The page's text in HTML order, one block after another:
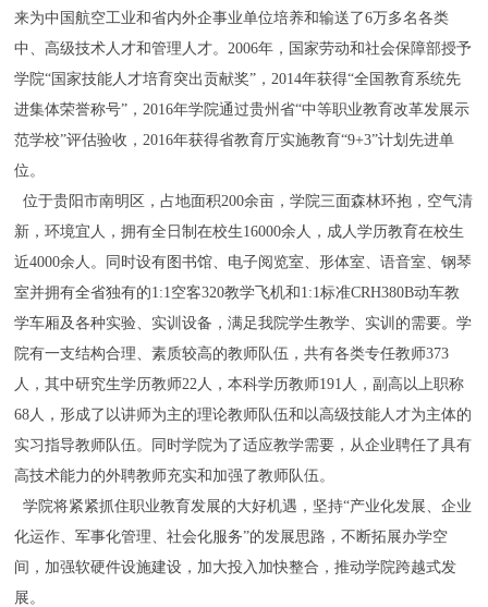
来为中国航空工业和省内外企事业单位培养和输送了6万多名各类
中、高级技术人才和管理人才。 2006年，国家劳动和社会保障部授予
学院“国家技能人才培育突出贡献奖”， 2014年获得“全国教育系统先
进集体荣誉称号”， 2016年学院通过贵州省“中等职业教育改革发展示
范学校”评估验收， 2016年获得省教育厅实施教育“9+3”计划先进单
位。
位于贵阳市南明区，占地面积200余亩，学院三面森林环抱，空气清
新，环境宜人，拥有全日制在校生16000余人，成人学历教育在校生
近4000余人。同时设有图书馆、电子阅览室、形体室、语音室、钢琴
室并拥有全省独有的1:1 空客320教学飞机和1:1标准CRH380B动车教
学车厢及各种实验、实训设备，满足我院学生教学、实训的需要。学
院有一支结构合理、素质较高的教师队伍，共有各类专任教师373
人，其中研究生学历教师22 人，本科学历教师191 人，副高以上职称
68 人，形成了以讲师为主的理论教师队伍和以高级技能人才为主体的
实习指导教师队伍。同时学院为了适应教学需要，从企业聘任了具有
高技术能力的外聘教师充实和加强了教师队伍。
学院将紧紧抓住职业教育发展的大好机遇，坚持“产业化发展、企业
化运作、军事化管理、社会化服务”的发展思路，不断拓展办学空
间，加强软硬件设施建设，加大投入加快整合，推动学院跨越式发
展。